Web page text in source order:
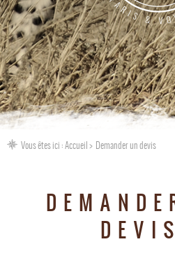
Vous êtes ici :Accueil Demander un devis
DEVIS